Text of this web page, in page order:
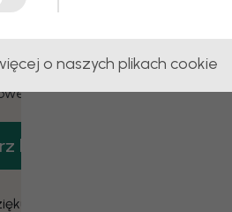
kod
o naszych plikach cookie